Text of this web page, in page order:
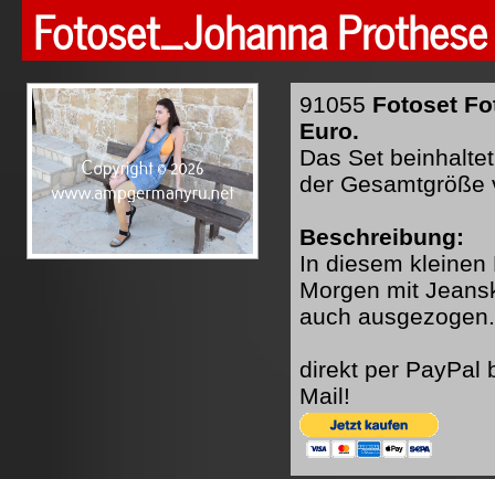
Fotoset_Johanna Prothese
91055 Fotoset
Euro.
Das Set
der Gesamtgröße
Beschreibung:
In diesem
Morgen mit
auch
direkt per PayPal
Mail!